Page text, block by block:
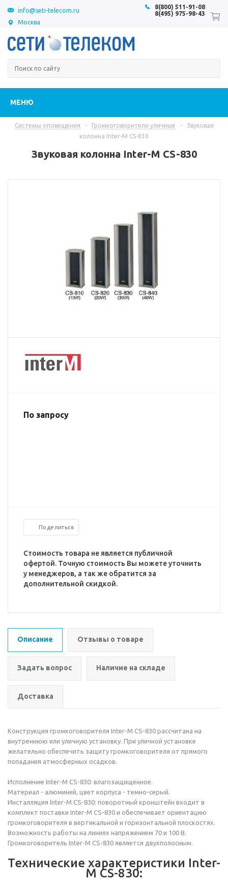
Москва
8(800) 511-91-08
8(495) 975-98-43
info@seti-telecom.ru
МЕНЮ
Системы оповещения - Громкоговорители уличные -
Звуковая
колонна Inter-M CS-830
Звуковая колонна Inter-M CS-830
По запросу
Поделиться
Стоимость товара не является публичной
офертой. Точную стоимость Вы можете уточнить
у менеджеров, а так же обратится за
дополнительной скидкой.
Описание Отзывы о товаре
Задать вопрос Наличие на складе
Доставка
Конструкция громкоговорителя Inter-M CS-830 рассчитана на
внутреннюю или уличную установку. При уличной установке
желательно обеспечить защиту громкоговорителя от прямого
попадания атмосферных осадков.
Исполнение Inter-M CS-830: влагозащищенное.
Материал - алюминий, цвет корпуса - темно-серый.
Инсталляция Inter-M CS-830: поворотный кронштейн входит в
комплект поставки Inter-M CS-830 и обеспечивает ориентацию
громкоговорителя в вертикальной и горизонтальной плоскостях.
Возможность работы на линиях напряжением 70 и 100 В.
Громкоговоритель Inter-M CS-830 является двухполосным.
Технические характеристики Inter-
M CS-830: